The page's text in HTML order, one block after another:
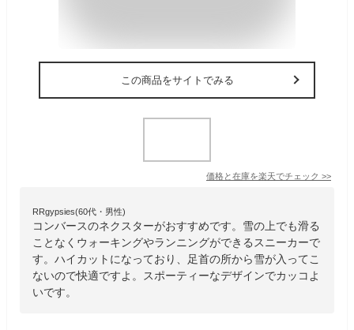
この商品をサイトでみる
価格と在庫を楽天でチェック >>
RRgypsies(60代・男性)
コンバースのネクスターがおすすめです。雪の上でも滑る
ことなくウォーキングやランニングができるスニーカーで
す。ハイカットになっており、足首の所から雪が入ってこ
ないので快適ですよ。スポーティーなデザインでカッコよ
いです。